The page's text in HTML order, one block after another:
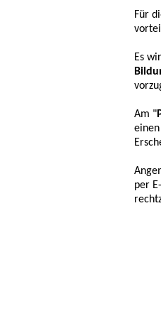
Für
Es
Am "
per